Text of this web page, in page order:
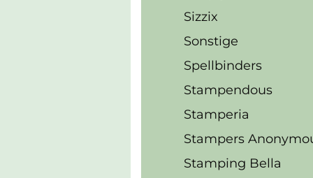
Sizzix
Sonstige
Spellbinders
Stampendous
Stamperia
Stampers
Stamping Bella